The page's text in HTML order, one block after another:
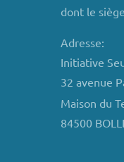
dont le
Adresse:
Initiative
32 avenue
Maison du
84500